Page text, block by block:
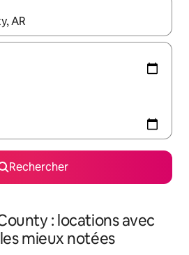
utilisez les flèches vers le
Rechercher
: locations avec
mieux notées